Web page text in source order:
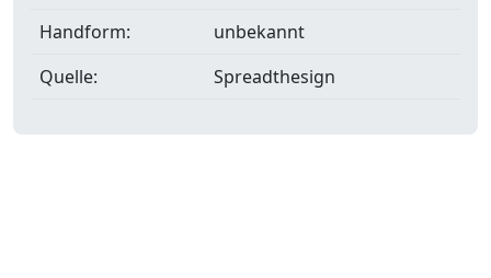
Handform:
unbekannt
Quelle:
Spreadthesign